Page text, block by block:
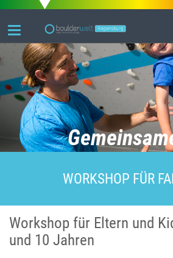
WORKSHOP FÜR
Workshop für Eltern und
und 10 Jahren